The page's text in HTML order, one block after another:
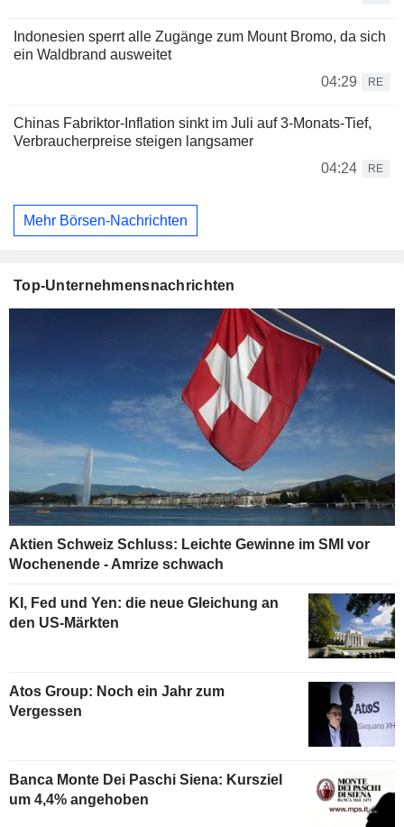
Indonesien sperrt alle Zugänge zum Mount Bromo, da sich
ein Waldbrand ausweitet
04:29
RE
Chinas Fabriktor-Inflation sinkt im Juli auf 3-Monats-Tief,
Verbraucherpreise steigen langsamer
04:24
RE
Mehr Börsen-Nachrichten
Top-Unternehmensnachrichten
Aktien Schweiz Schluss: Leichte Gewinne im SMI vor
Wochenende - Amrize schwach
KI, Fed und Yen: die neue Gleichung an
den US-Märkten
Atos Group: Noch ein Jahr zum
Vergessen
Banca Monte Dei Paschi Siena: Kursziel
um 4,4% angehoben